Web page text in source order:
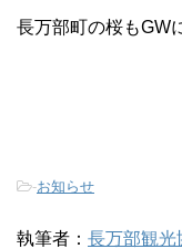
長万部町の桜もGW
-お知らせ
執筆者： 長万部観光